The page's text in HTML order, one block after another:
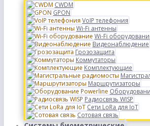
CWDM
GPON
VoIP телефония
Wi-Fi антенны
Wi-Fi
Видеонаблюдение
Грозозащита
Коммутаторы
Комплектующие
Маршрутизаторы
Радиосвязь WISP
Сети LoRa для IoT
Сотовая связь